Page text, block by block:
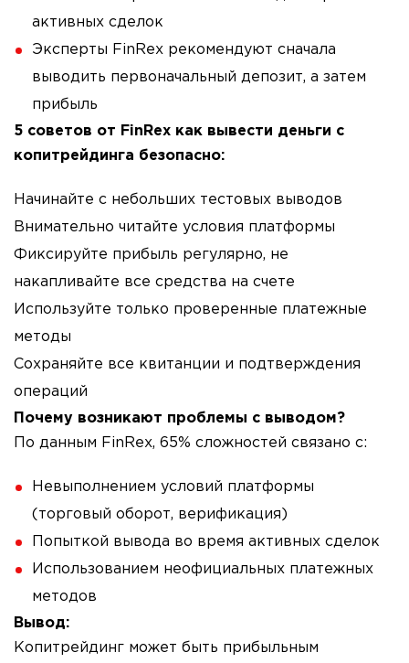
активных сделок
Эксперты FinRex рекомендуют сначала
выводить первоначальный депозит, а затем
прибыль
5 советов от FinRex как вывести деньги с
копитрейдинга безопасно:
Начинайте с небольших тестовых выводов
Внимательно читайте условия платформы
Фиксируйте прибыль регулярно, не
накапливайте все средства на счете
Используйте только проверенные платежные
методы
Сохраняйте все квитанции и подтверждения
операций
Почему возникают проблемы с выводом?
По данным FinRex, 65% сложностей связано с:
Невыполнением условий платформы
(торговый оборот, верификация)
Попыткой вывода во время активных сделок
Использованием неофициальных платежных
методов
Вывод:
Копитрейдинг может быть прибыльным